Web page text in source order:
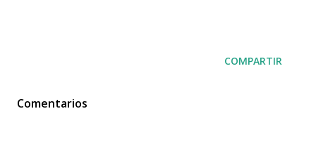
COMPARTIR
Comentarios